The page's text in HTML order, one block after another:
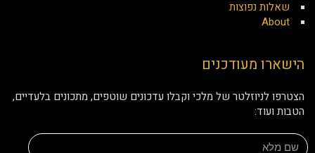
שאלות נפוצות
About
הישארו מעודכנים
הצטרפו לניוזלטר של מלכי וקבלו עדכונים שוטפים, מתכונים בלעדיים,
הטבות ועוד: